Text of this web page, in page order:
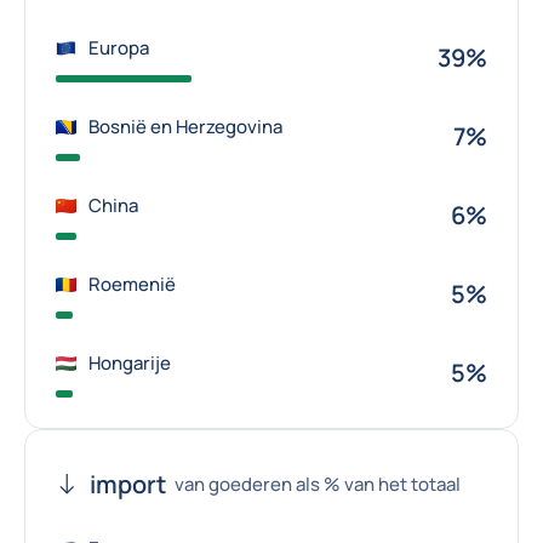
Europa 39%
Bosnië en Herzegovina 7%
China 6%
Roemenië 5%
Hongarije 5%
import van goederen als % van het totaal